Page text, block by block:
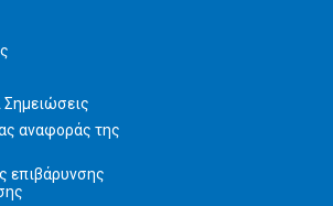
Σημειώσεις
αναφοράς της
επιβάρυνσης